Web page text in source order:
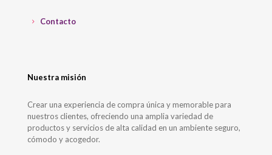
Contacto
Nuestra misión
Crear una experiencia de compra única y memorable para
nuestros clientes, ofreciendo una amplia variedad de
productos y servicios de alta calidad en un ambiente seguro,
cómodo y acogedor.